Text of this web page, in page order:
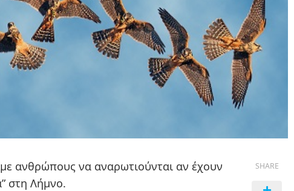
ανθρώπους να αναρωτιούνται αν έχουν
στη Λήμνο.
SHARE